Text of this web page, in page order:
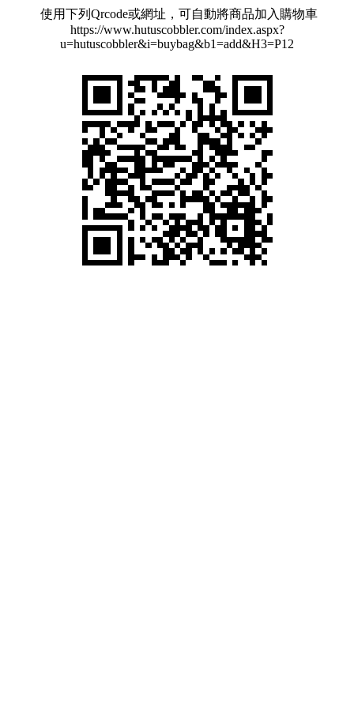
使用下列Qrcode或網址，可自動將商品加入購物車
https://www.hutuscobbler.com/index.aspx?
u=hutuscobbler&i=buybag&b1=add&H3=P12